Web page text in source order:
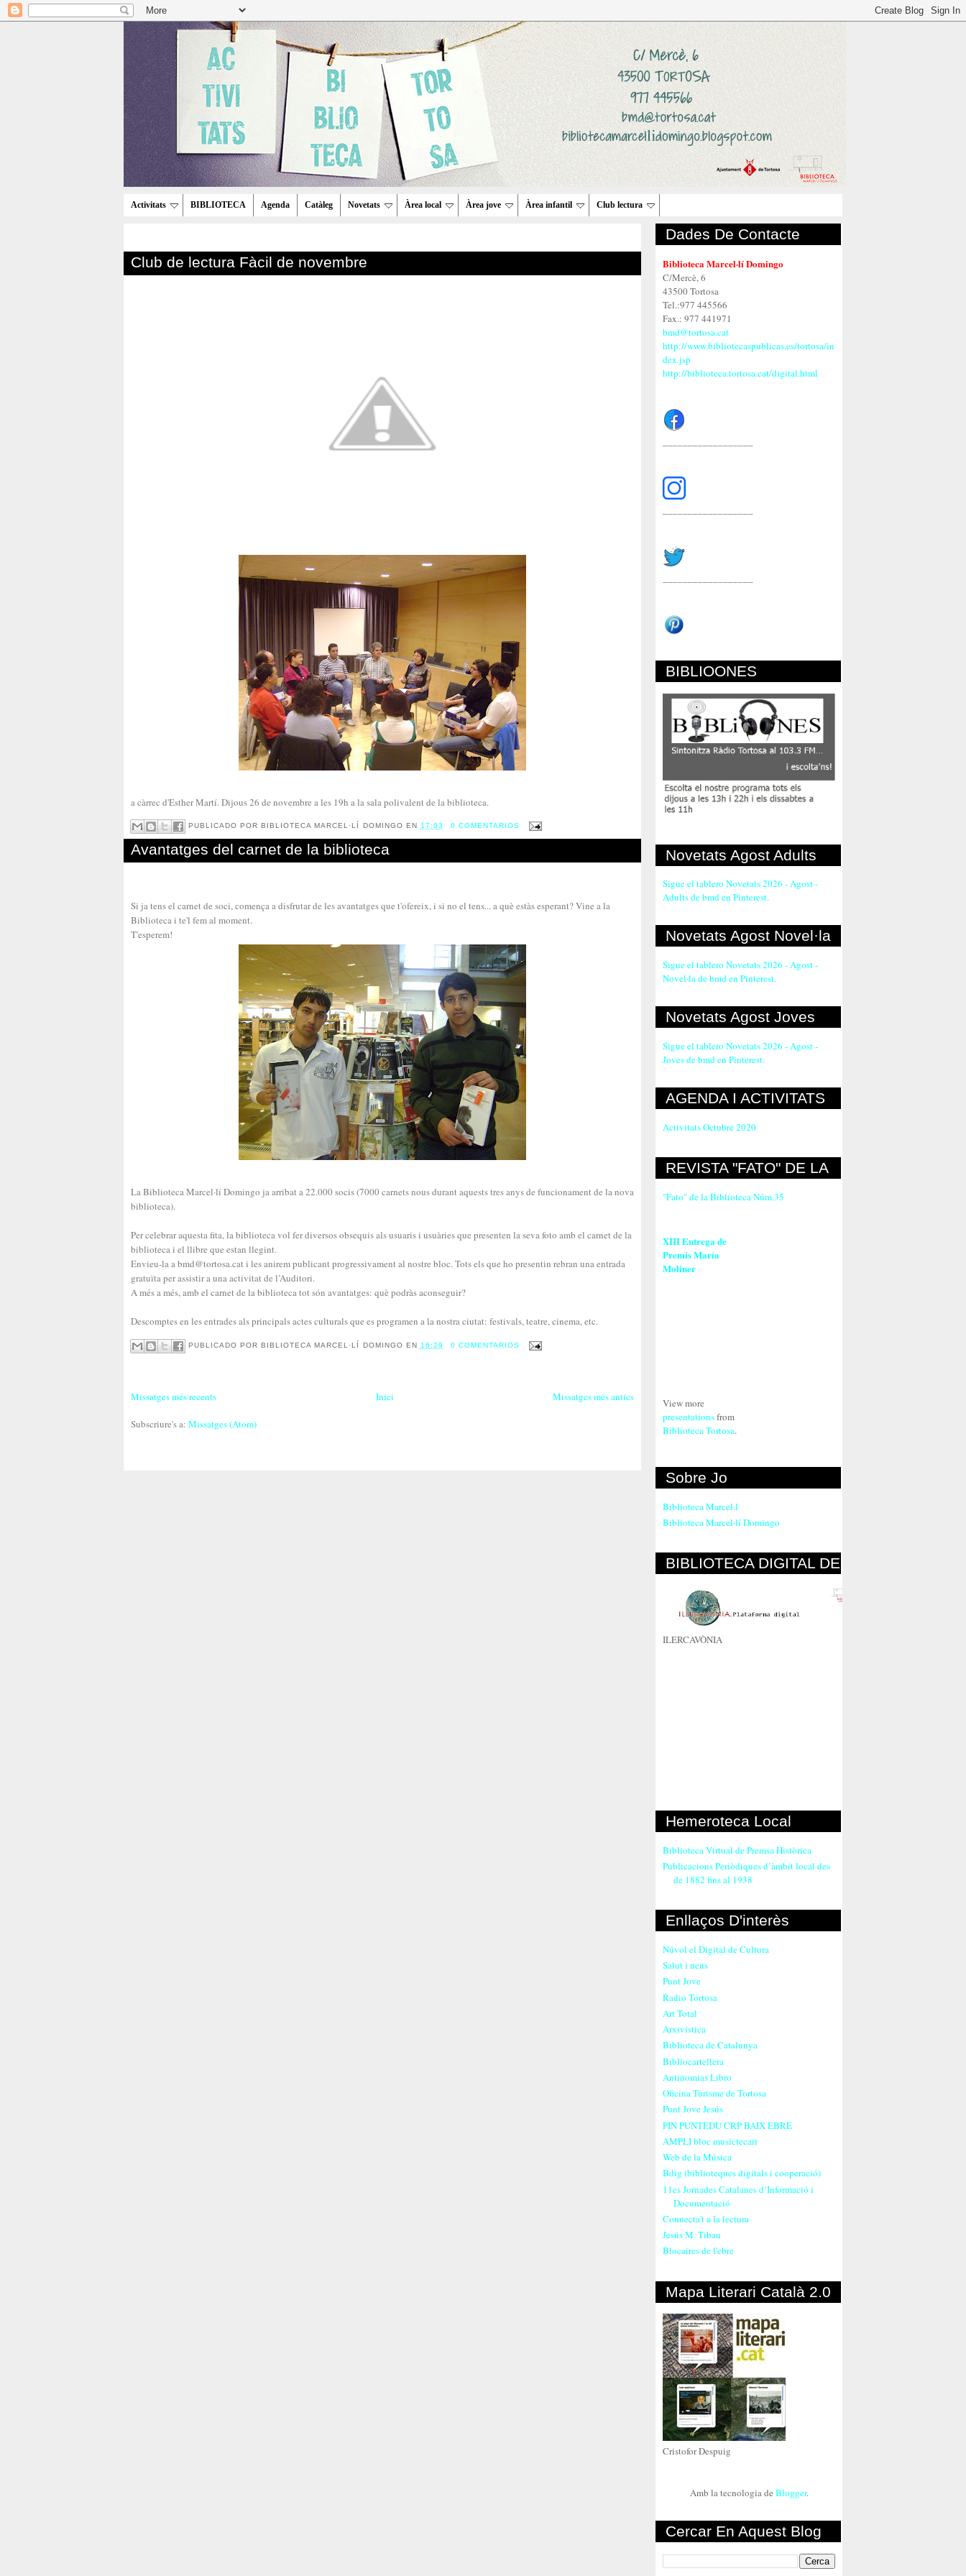
Activitats BIBLIOTECA Agenda Catàleg Novetats Àrea local Àrea jove Àrea infantil Club lectura
Club de lectura Fàcil de novembre
a càrrec d'Esther Martí. Dijous 26 de novembre a les 19h a la sala polivalent de la biblioteca.
PUBLICADO POR BIBLIOTECA MARCEL·LÍ DOMINGO EN 17:03 0 COMENTARIOS
Avantatges del carnet de la biblioteca
Si ja tens el carnet de soci, comença a disfrutar de les avantatges que t'ofereix, i si no el tens... a què estàs esperant? Vine a la
Biblioteca i te'l fem al moment.
T'esperem!
La Biblioteca Marcel·lí Domingo ja arribat a 22.000 socis (7000 carnets nous durant aquests tres anys de funcionament de la nova
biblioteca).
Per celebrar aquesta fita, la biblioteca vol fer diversos obsequis als usuaris i usuàries que presenten la seva foto amb el carnet de la
biblioteca i el llibre que estan llegint.
Envieu-la a bmd@tortosa.cat i les anirem publicant progressivament al nostre bloc. Tots els que ho presentin rebran una entrada
gratuïta per assistir a una activitat de l’Auditori.
A més a més, amb el carnet de la biblioteca tot són avantatges: què podràs aconseguir?
Descomptes en les entrades als principals actes culturals que es programen a la nostra ciutat: festivals, teatre, cinema, etc.
PUBLICADO POR BIBLIOTECA MARCEL·LÍ DOMINGO EN 16:29 0 COMENTARIOS
Missatges més recents Missatges més antics
Inici
Subscriure's a: Missatges (Atom)
Dades De Contacte
Biblioteca Marcel·lí Domingo
C/Mercè, 6
43500 Tortosa
Tel.:977 445566
Fax.: 977 441971
bmd@tortosa.cat
http://www.bibliotecaspublicas.es/tortosa/in
dex.jsp
http://biblioteca.tortosa.cat/digital.html
BIBLIOONES
Novetats Agost Adults
Sigue el tablero Novetats 2026 - Agost -
Adults de bmd en Pinterest.
Novetats Agost Novel·la
Sigue el tablero Novetats 2026 - Agost -
Novel·la de bmd en Pinterest.
Novetats Agost Joves
Sigue el tablero Novetats 2026 - Agost -
Joves de bmd en Pinterest.
AGENDA I ACTIVITATS
Activitats Octubre 2020
REVISTA "FATO" DE LA
"Fato" de la Biblioteca Núm.35
XIII Entrega de
Premis María
Moliner
View more
presentationsfrom
Biblioteca Tortosa.
Sobre Jo
Biblioteca Marcel.l
Biblioteca Marcel·lí Domingo
BIBLIOTECA DIGITAL DE
ILERCAVÒNIA
Hemeroteca Local
Biblioteca Virtual de Premsa Històrica
Publicacions Periòdiques d’àmbit local des
de 1882 fins al 1938
Enllaços D'interès
Núvol el Digital de Cultura
Salut i nens
Punt Jove
Radio Tortosa
Art Total
Arxivística
Biblioteca de Catalunya
Bibliocartellera
Antinomias Libro
Oficina Turisme de Tortosa
Punt Jove Jesús
PIN PUNTEDU CRP BAIX EBRE
AMPLI bloc musictecari
Web de la Música
Bdig (biblioteques digitals i cooperació)
11es Jornades Catalanes d’Informació i
Documentació
Connecta't a la lectura
Jesús M. Tibau
Blocaires de l'ebre
Mapa Literari Català 2.0
Cristofor Despuig
Amb la tecnologia de Blogger.
Cercar En Aquest Blog